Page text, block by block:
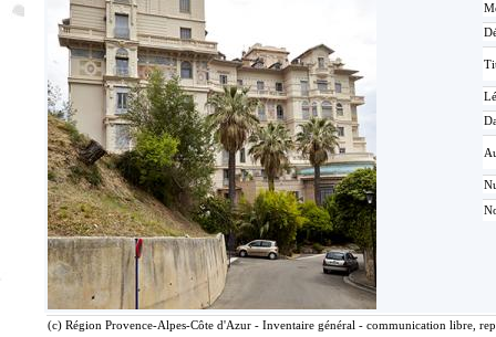
(c) Région Provence-Alpes-Côte d'Azur - Inventaire général - communication libre,